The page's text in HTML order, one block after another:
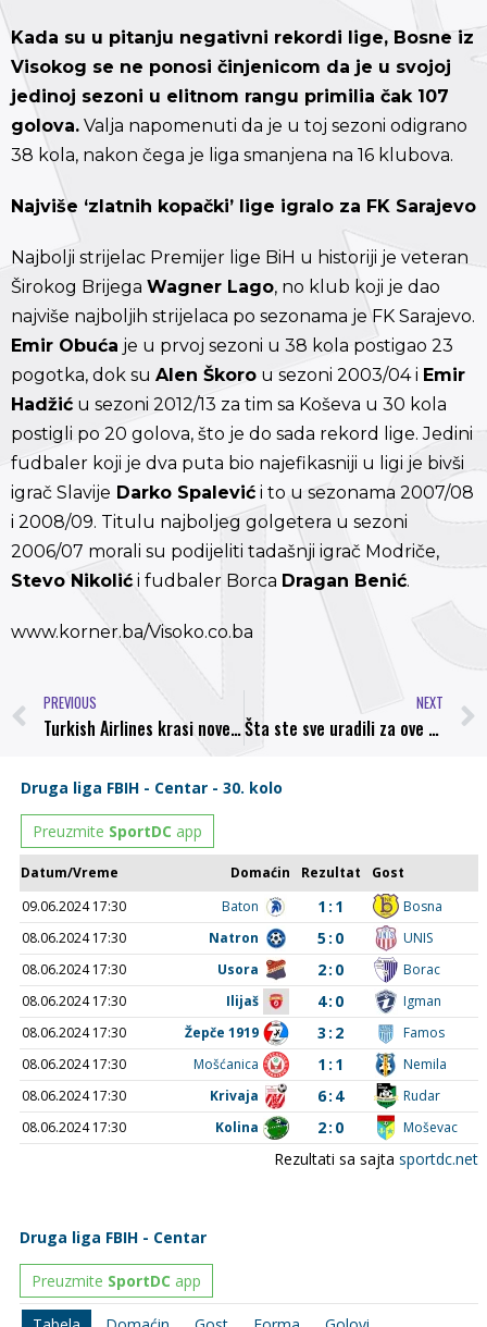
Kada su u pitanju negativni rekordi lige, Bosne iz
Visokog se ne ponosi činjenicom da je u svojoj
jedinoj sezoni u elitnom rangu primilia čak 107
golova. Valja napomenuti da je u toj sezoni odigrano
38 kola, nakon čega je liga smanjena na 16 klubova.
Najviše ‘zlatnih kopački’ lige igralo za FK Sarajevo
Najbolji strijelac Premijer lige BiH u historiji je veteran
Širokog Brijega Wagner Lago, no klub koji je dao
najviše najboljih strijelaca po sezonama je FK Sarajevo.
Emir Obuća je u prvoj sezoni u 38 kola postigao 23
pogotka, dok su Alen Škoro u sezoni 2003/04 i Emir
Hadžić u sezoni 2012/13 za tim sa Koševa u 30 kola
postigli po 20 golova, što je do sada rekord lige. Jedini
fudbaler koji je dva puta bio najefikasniji u ligi je bivši
igrač Slavije Darko Spalević i to u sezonama 2007/08
i 2008/09. Titulu najboljeg golgetera u sezoni
2006/07 morali su podijeliti tadašnji igrač Modriče,
Stevo Nikolići fudbaler Borca Dragan Benić.
www.korner.ba/Visoko.co.ba
PREVIOUS
Turkish Airlines krasi nove dresove FK Sarajevo
NEXT
Šta ste sve uradili za ove dvije godine?